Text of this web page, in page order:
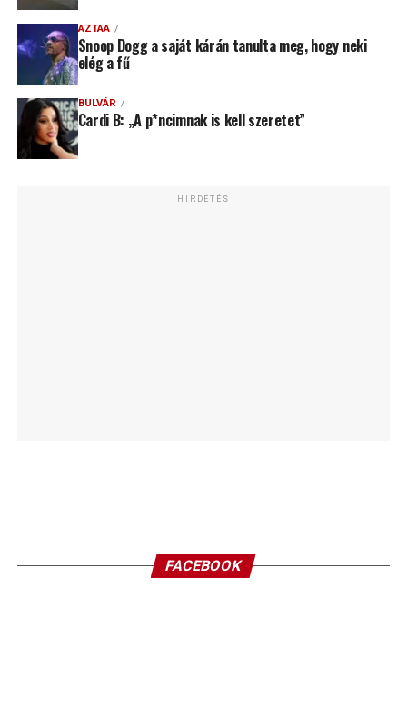
AZTAA
Snoop Dogg a saját kárán tanulta meg, hogy neki
elég a fű
BULVÁR
Cardi B: „A p*ncimnak is kell szeretet”
HIRDETÉS
FACEBOOK